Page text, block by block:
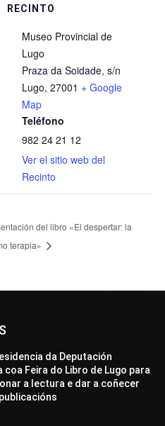
RECINTO
Museo Provincial de
Lugo
Praza da Soidade, s/n
Lugo, 27001 + Google
Map
Teléfono
982 24 21 12
Ver el sitio web del
Recinto
del libro «El despertar: la
terapia»
da Deputación
coa Feira do Libro de Lugo para
a lectura e dar a coñecer